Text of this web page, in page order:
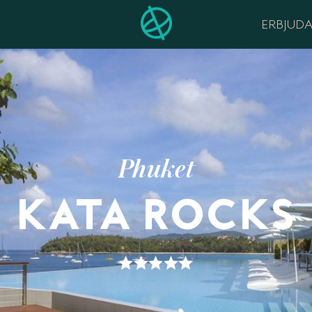
Phuket
KATA ROCKS